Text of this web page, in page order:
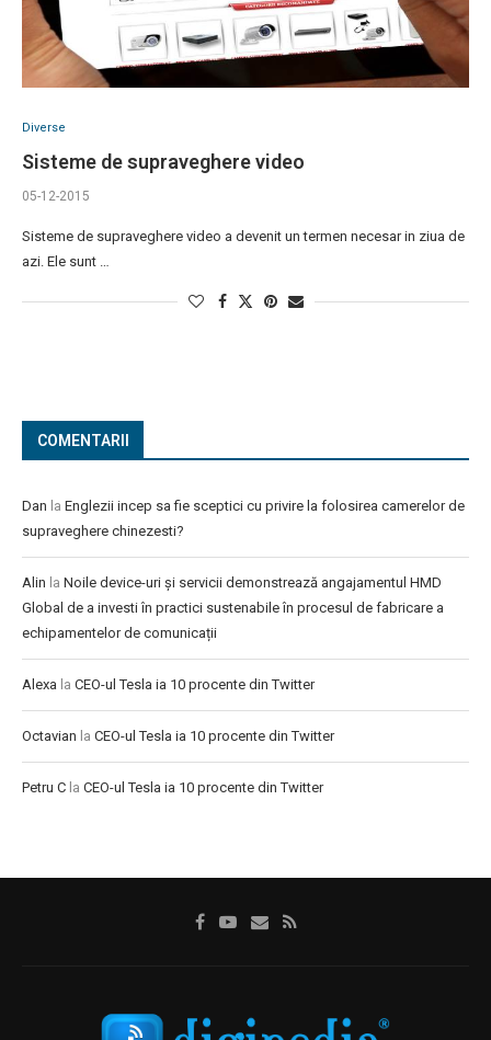
Diverse
Sisteme de supraveghere video
05-12-2015
Sisteme de supraveghere video a devenit un termen necesar in ziua de
azi. Ele sunt …
COMENTARII
Dan la Englezii incep sa fie sceptici cu privire la folosirea camerelor de
supraveghere chinezesti?
Alin la Noile device-uri și servicii demonstrează angajamentul HMD
Global de a investi în practici sustenabile în procesul de fabricare a
echipamentelor de comunicații
Alexa la CEO-ul Tesla ia 10 procente din Twitter
Octavian la CEO-ul Tesla ia 10 procente din Twitter
Petru C la CEO-ul Tesla ia 10 procente din Twitter